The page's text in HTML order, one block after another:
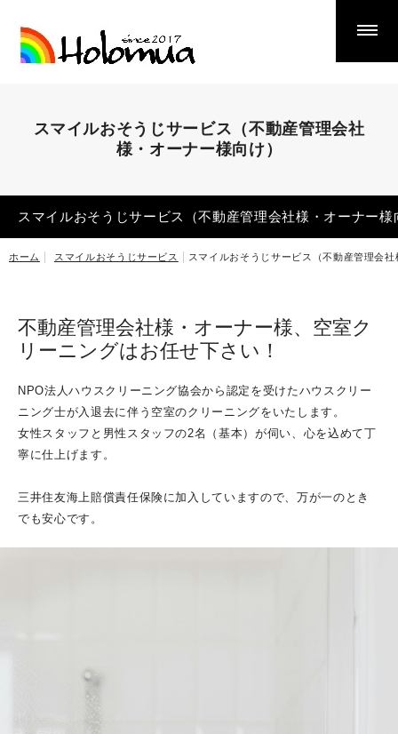
スマイルおそうじサービス（不動産管理会社
様・オーナー様向け）
スマイルおそうじサービス（不動産管理会社様・オーナー様
ホーム スマイルおそうじサービス スマイルおそうじサービス（不動産管理会
Smile Cleaning Service
スマイルおそうじサービス（不動産管理会社様・オーナ
エアコンクリーニング
クロスアート
ナノキープ
ゴミ屋敷・汚部屋片づけ
鉄・非鉄金属回収
ホロムア千葉本店のガチョウたち
ガチョウたち
不動産管理会社様・オーナー様、空室ク
リーニングはお任せ下さい！
NPO法人ハウスクリーニング協会から認定を受けたハウスクリー
ニング士が入退去に伴う空室のクリーニングをいたします。
女性スタッフと男性スタッフの2名（基本）が伺い、心を込めて丁
寧に仕上げます。
三井住友海上賠償責任保険に加入していますので、万が一のとき
でも安心です。